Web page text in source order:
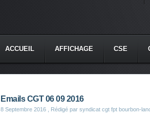
ACCUEIL AFFICHAGE CSE
Emails CGT 06 09 2016
8 Septembre 2016 , Rédigé par syndicat cgt fpt bourbon-